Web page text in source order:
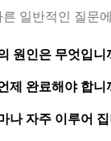
일반적인 질문
원인은 무엇입니
제 완료해야 합니
나 자주 이루어